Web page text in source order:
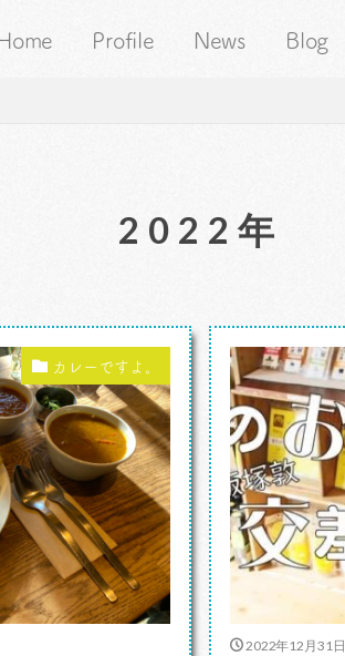
Profile News Blog
2022年
カレーですよ。
2022年12月31日